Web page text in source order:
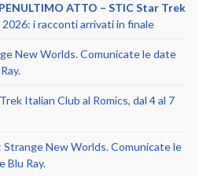
ATTO – STIC Star Trek
2026: i racconti arrivati in finale
New Worlds. Comunicate le date
Italian Club al Romics, dal 4 al 7
Strange New Worlds. Comunicate le
Blu Ray.